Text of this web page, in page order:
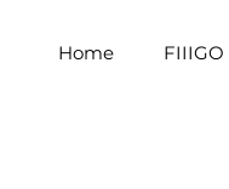
Home FIIIGO